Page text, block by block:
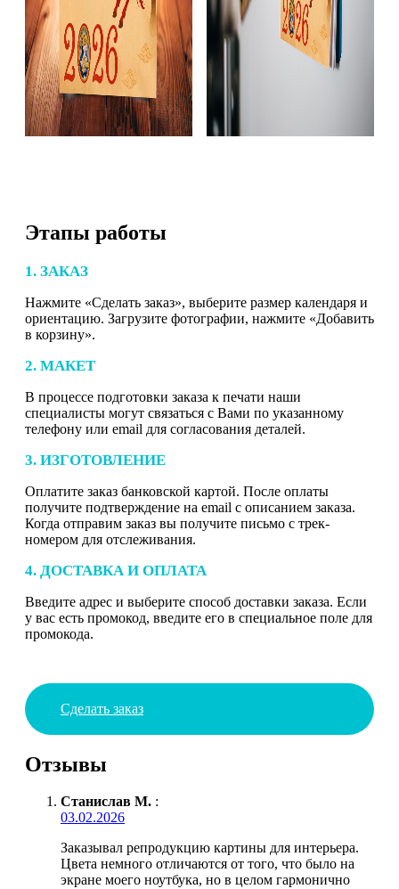
Этапы работы
1. ЗАКАЗ
Нажмите «Сделать заказ», выберите размер календаря и
ориентацию. Загрузите фотографии, нажмите «Добавить
в корзину».
2. МАКЕТ
В процессе подготовки заказа к печати наши
специалисты могут связаться с Вами по указанному
телефону или email для согласования деталей.
3. ИЗГОТОВЛЕНИЕ
Оплатите заказ банковской картой. После оплаты
получите подтверждение на email с описанием заказа.
Когда отправим заказ вы получите письмо с трек-
номером для отслеживания.
4. ДОСТАВКА И ОПЛАТА
Введите адрес и выберите способ доставки заказа. Если
у вас есть промокод, введите его в специальное поле для
промокода.
Сделать заказ
Отзывы
Станислав М. :
03.02.2026
Заказывал репродукцию картины для интерьера.
Цвета немного отличаются от того, что было на
экране моего ноутбука, но в целом гармонично